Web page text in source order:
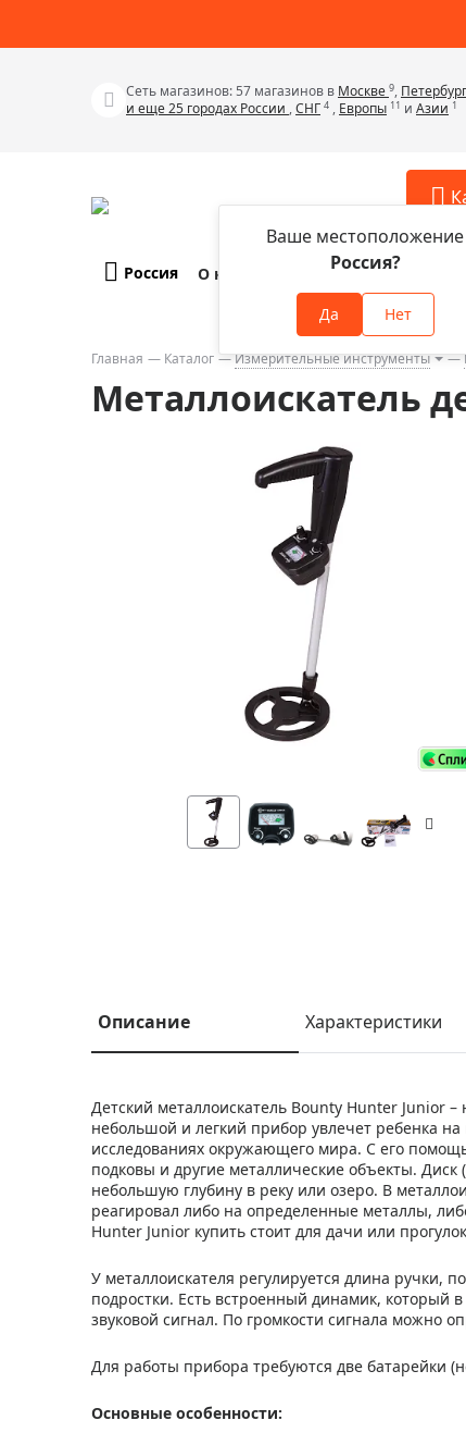
Сеть магазинов: 57 магазинов в Москве 9,
и еще 25 городах России ,СНГ 4 , Европы 11 и Азии 1
Телескопы
Бинокли
Зрительные трубы
Приборы ночного видения
Метеостанции, барометры, часы
Discovery (Дискавери)
Астропланетарии
Россия
Ваше местоположение
Россия?
Да Нет
О компании Оплата и доставка
Главная Каталог Измерительные инструменты
Металлоискатель
Описание Характеристики
Детский металлоискатель Bounty Hunter Junior
небольшой и легкий прибор увлечет ребенка
исследованиях окружающего мира. С его
подковы и другие металлические объекты.
небольшую глубину в реку или озеро. В
реагировал либо на определенные металлы,
Hunter Junior купить стоит для дачи или
У металлоискателя регулируется длина ручки,
подростки. Есть встроенный динамик, который
звуковой сигнал. По громкости сигнала можно
Для работы прибора требуются две батарейки
Основные особенности: